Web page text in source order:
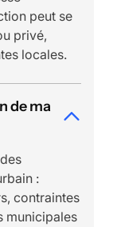
peut se
privé,
locales.
de ma
:
contraintes
municipales